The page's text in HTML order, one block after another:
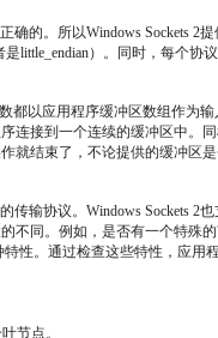
确的。所以Windows Sockets
little_endian）。同时，每个
数都以应用程序缓冲区数组作
连接到一个连续的缓冲区中。
就结束了，不论提供的缓冲区是
传输协议。Windows Sockets 2
不同。例如，是否有一个特殊
性。通过检查这些特性，应用
节点。